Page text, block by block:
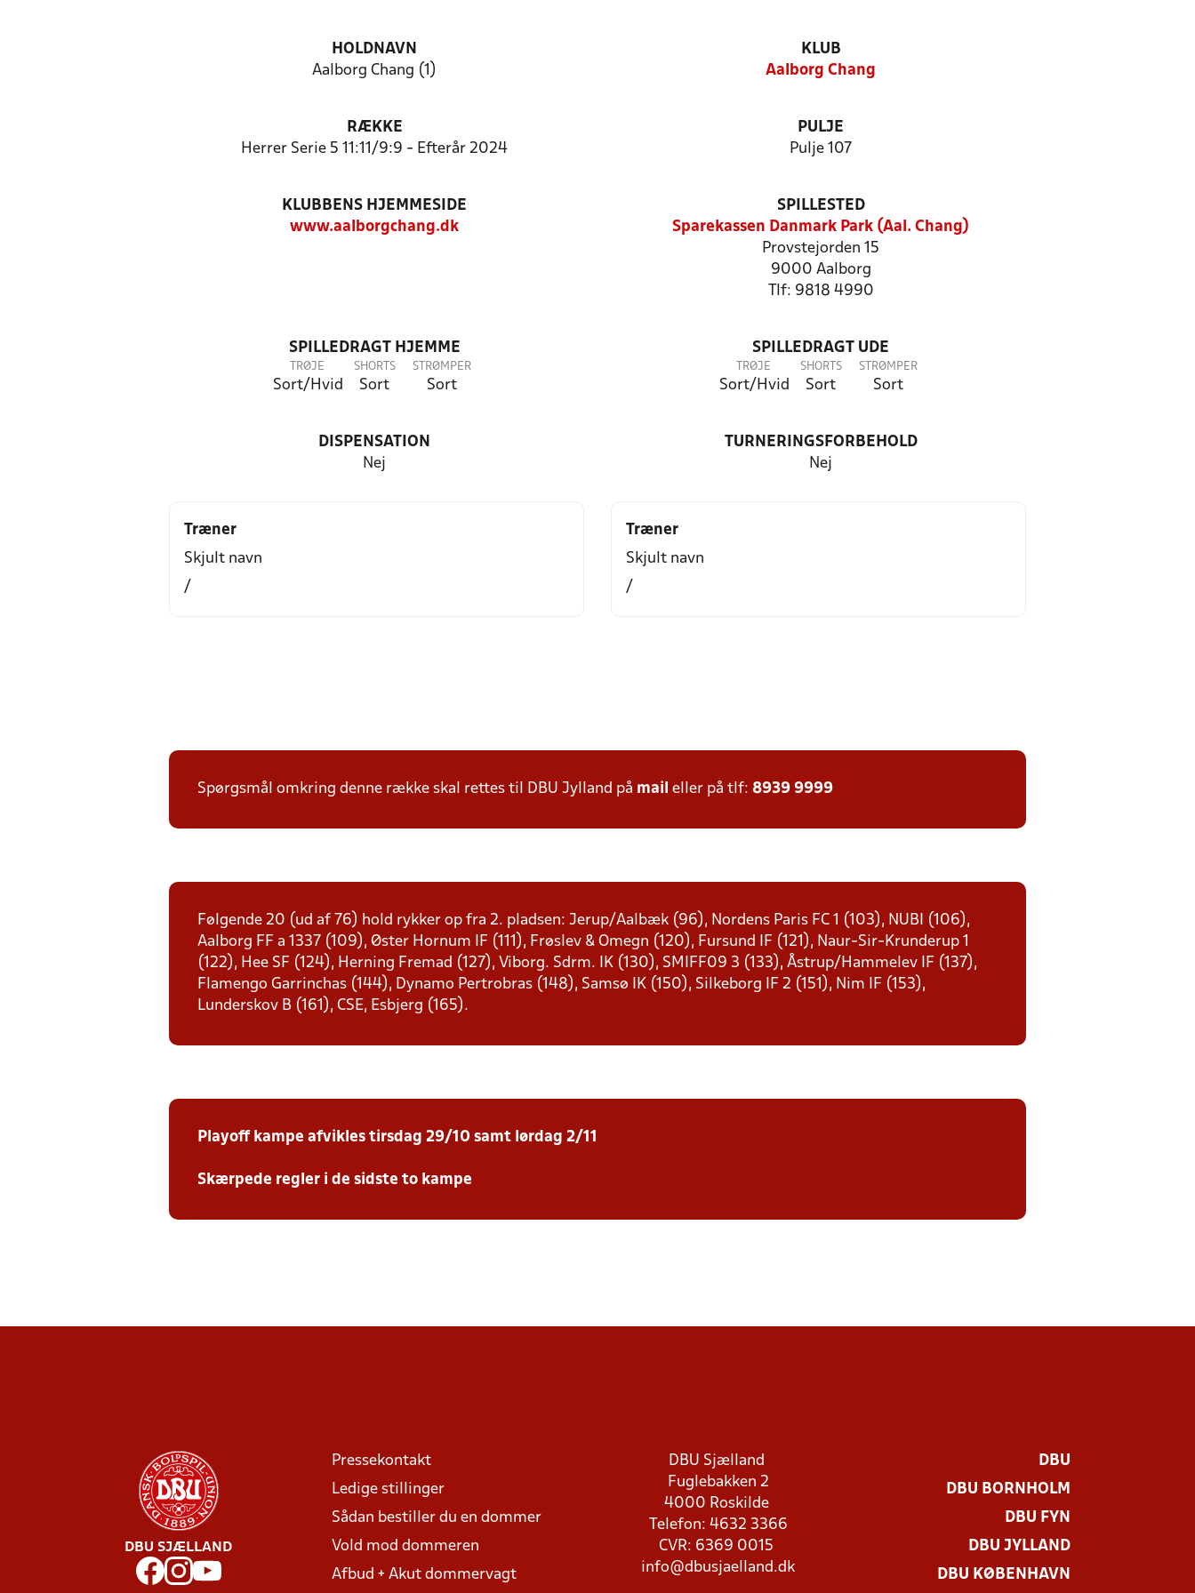
HOLDNAVN
Aalborg Chang (1)
KLUB
Aalborg Chang
RÆKKE
Herrer Serie 5 11:11/9:9 - Efterår 2024
PULJE
Pulje 107
KLUBBENS HJEMMESIDE
www.aalborgchang.dk
SPILLESTED
Sparekassen Danmark Park (Aal. Chang)
Provstejorden 15
9000 Aalborg
Tlf: 9818 4990
SPILLEDRAGT HJEMME
TRØJE
Sort/Hvid
SHORTS
Sort
STRØMPER
Sort
SPILLEDRAGT UDE
TRØJE
Sort/Hvid
SHORTS
Sort
STRØMPER
Sort
DISPENSATION
Nej
TURNERINGSFORBEHOLD
Nej
Træner
Skjult navn
/
Træner
Skjult navn
/
Spørgsmål omkring denne række skal rettes til DBU Jylland på mail eller på tlf: 8939 9999
Følgende 20 (ud af 76) hold rykker op fra 2. pladsen: Jerup/Aalbæk (96), Nordens Paris FC 1 (103), NUBI (106),
Aalborg FF a 1337 (109), Øster Hornum IF (111), Frøslev & Omegn (120), Fursund IF (121), Naur-Sir-Krunderup 1
(122), Hee SF (124), Herning Fremad (127), Viborg. Sdrm. IK (130), SMIFF09 3 (133), Åstrup/Hammelev IF (137),
Flamengo Garrinchas (144), Dynamo Pertrobras (148), Samsø IK (150), Silkeborg IF 2 (151), Nim IF (153),
Lunderskov B (161), CSE, Esbjerg (165).
Playoff kampe afvikles tirsdag 29/10 samt lørdag 2/11
Skærpede regler i de sidste to kampe
DBU SJÆLLAND
Pressekontakt
Ledige stillinger
Sådan bestiller du en dommer
Vold mod dommeren
Afbud + Akut dommervagt
DBU Sjælland
Fuglebakken 2
4000 Roskilde
Telefon: 4632 3366
CVR: 6369 0015
info@dbusjaelland.dk
DBU
DBU BORNHOLM
DBU FYN
DBU JYLLAND
DBU KØBENHAVN